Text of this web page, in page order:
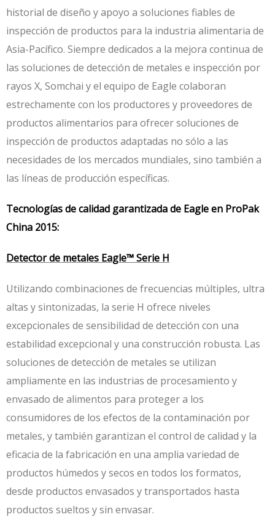
historial de diseño y apoyo a soluciones fiables de
inspección de productos para la industria alimentaria de
Asia-Pacífico. Siempre dedicados a la mejora continua de
las soluciones de detección de metales e inspección por
rayos X, Somchai y el equipo de Eagle colaboran
estrechamente con los productores y proveedores de
productos alimentarios para ofrecer soluciones de
inspección de productos adaptadas no sólo a las
necesidades de los mercados mundiales, sino también a
las líneas de producción específicas.
Tecnologías de calidad garantizada de Eagle en ProPak
China 2015:
Detector de metales Eagle™ Serie H
Utilizando combinaciones de frecuencias múltiples, ultra
altas y sintonizadas, la serie H ofrece niveles
excepcionales de sensibilidad de detección con una
estabilidad excepcional y una construcción robusta. Las
soluciones de detección de metales se utilizan
ampliamente en las industrias de procesamiento y
envasado de alimentos para proteger a los
consumidores de los efectos de la contaminación por
metales, y también garantizan el control de calidad y la
eficacia de la fabricación en una amplia variedad de
productos húmedos y secos en todos los formatos,
desde productos envasados y transportados hasta
productos sueltos y sin envasar.